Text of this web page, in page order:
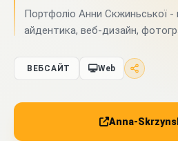
Портфоліо Анни Скжиньської -
айдентика, веб-дизайн,
ВЕБСАЙТ Web
Anna-